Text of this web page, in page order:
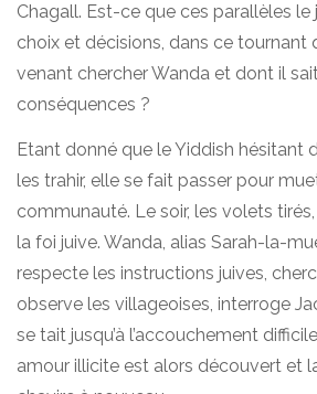
Chagall. Est-ce que ces parallèles le
choix et décisions, dans ce tournant
venant chercher Wanda et dont il
conséquences ?
Etant donné que le Yiddish hésitant
les trahir, elle se fait passer pour
communauté. Le soir, les volets
la foi juive. Wanda, alias Sarah-la-
respecte les instructions juives,
observe les villageoises, interroge
se tait jusqu’à l’accouchement
amour illicite est alors découvert et